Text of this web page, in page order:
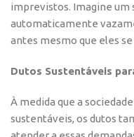
imprevistos. Imagine um
automaticamente
antes mesmo que eles
Dutos Sustentáveis
À medida que a
sustentáveis, os dutos